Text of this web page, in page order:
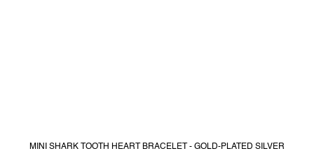
MINI SHARK TOOTH HEART BRACELET - GOLD-PLATED SILVER